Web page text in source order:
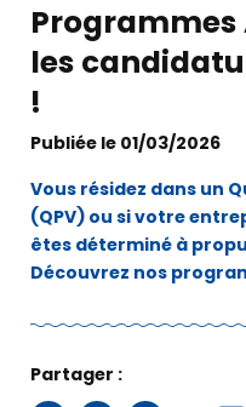
les
!
Publiée le 01/03/2026
Vous résidez dans un
(QPV) ou si votre
êtes déterminé à
Découvrez nos
Partager :